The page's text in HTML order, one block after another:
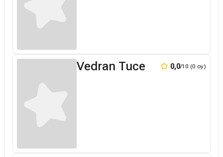
Vedran Tuce 0,0/10 (0 oy)